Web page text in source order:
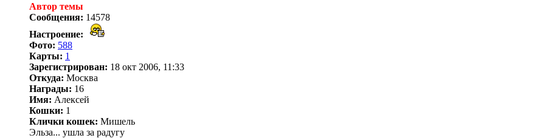
Автор темы
Сообщения: 14578
Настроение:
Фото: 588
Карты: 1
Зарегистрирован: 18 окт 2006, 11:33
Откуда: Москва
Награды: 16
Имя: Алексей
Кошки: 1
Клички кошек: Мишель
Эльза... ушла за радугу